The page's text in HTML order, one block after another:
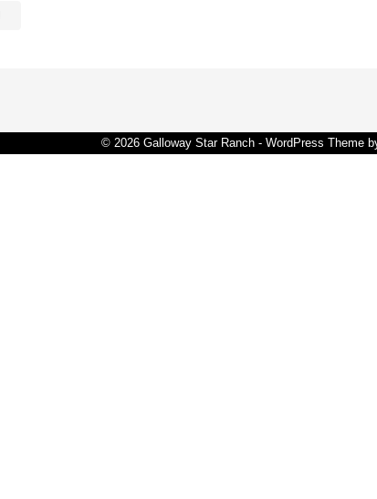
© 2026 Galloway Star Ranch - WordPress Theme